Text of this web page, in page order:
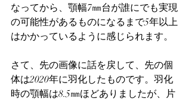
なってから、顎幅7㎜台が誰にでも実現
の可能性があるものになるまで5年以上
はかかっているように感じられます。
さて、先の画像に話を戻して、先の個
体は2020年に羽化したものです。羽化
時の顎幅は8.5㎜ほどありましたが、片